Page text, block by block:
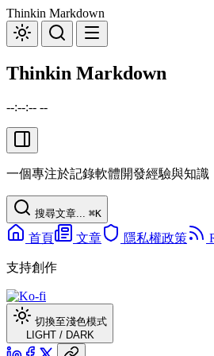
Thinkin Markdown
Thinkin Markdown
--:--:-- --
一個專注於記錄軟體開發經驗與知識
搜尋文章... ⌘K
首頁 文章 隱私權政策
支持創作
切換至淺色模式
LIGHT / DARK